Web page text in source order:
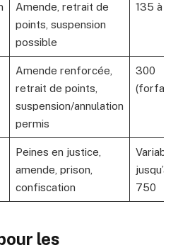
Amende, retrait de
points, suspension
possible
135 à
Amende renforcée,
retrait de points,
suspension/annulation
permis
300
Peines en justice,
amende, prison,
confiscation
Variable
jusqu’à 3
750
les